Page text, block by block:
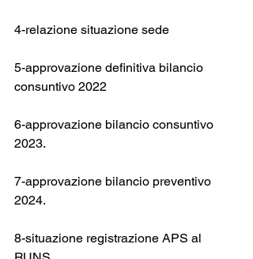
4-relazione situazione sede
5-approvazione definitiva bilancio
consuntivo 2022
6-approvazione bilancio consuntivo
2023.
7-approvazione bilancio preventivo
2024.
8-situazione registrazione APS al